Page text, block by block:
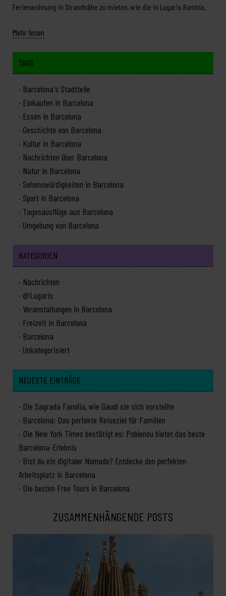
Ferienwohnung in Strandnähe zu mieten, wie die in Lugaris Rambla.
Mehr lesen
TAGS
Barcelona's Stadtteile
Einkaufen in Barcelona
Essen in Barcelona
Geschichte von Barcelona
Kultur in Barcelona
Nachrichten über Barcelona
Natur in Barcelona
Sehenswürdigkeiten in Barcelona
Sport in Barcelona
Tagesausflüge aus Barcelona
Umgebung von Barcelona
KATEGORIEN
Nachrichten
@Lugaris
Veranstaltungen in Barcelona
Freizeit in Barcelona
Barcelona
Unkategorisiert
NEUESTE EINTRÄGE
Die Sagrada Família, wie Gaudí sie sich vorstellte
Barcelona: Das perfekte Reiseziel für Familien
Die New York Times bestätigt es: Poblenou bietet das beste
Barcelona-Erlebnis
Bist du ein digitaler Nomade? Entdecke den perfekten
Arbeitsplatz in Barcelona
Die besten Free Tours in Barcelona
ZUSAMMENHÄNGENDE POSTS